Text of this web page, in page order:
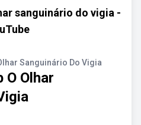
sanguinário do vigia -
Sanguinário Do Vigia
O Olhar